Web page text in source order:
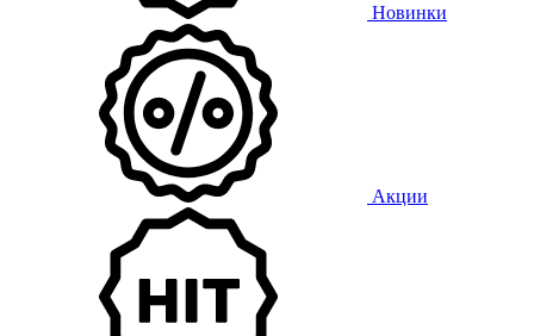
Новинки
Акции